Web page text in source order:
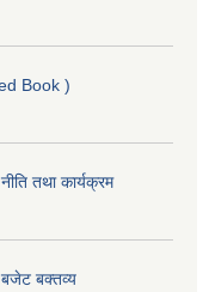
Book )
तथा कार्यक्रम
बजेट बक्तव्य